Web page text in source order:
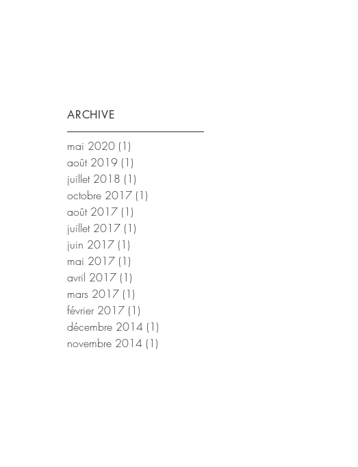
ARCHIVE
mai 2020 (1)
août 2019 (1)
juillet 2018 (1)
octobre 2017 (1)
août 2017 (1)
juillet 2017 (1)
juin 2017 (1)
mai 2017 (1)
avril 2017 (1)
mars 2017 (1)
février 2017 (1)
décembre 2014 (1)
novembre 2014 (1)